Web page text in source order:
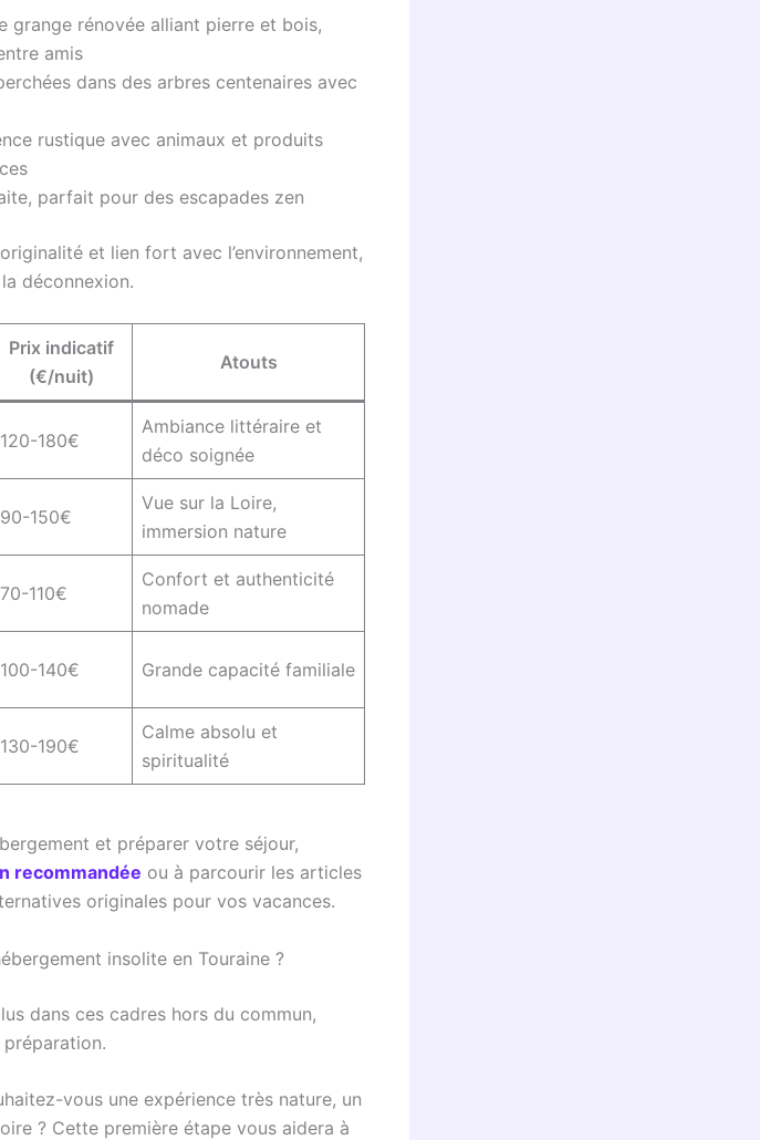
grange rénovée alliant pierre et bois,
amis
dans des arbres centenaires avec
rustique avec animaux et produits
parfait pour des escapades zen
et lien fort avec l’environnement,
déconnexion.
Prix indicatif
(€/nuit)
Atouts
120-180€
Ambiance littéraire et
déco soignée
90-150€
Vue sur la Loire,
immersion nature
70-110€
Confort et authenticité
nomade
100-140€ Grande capacité familiale
130-190€
Calme absolu et
spiritualité
et préparer votre séjour,
recommandée ou à parcourir les articles
originales pour vos vacances.
insolite en Touraine ?
dans ces cadres hors du commun,
vous une expérience très nature, un
? Cette première étape vous aidera à